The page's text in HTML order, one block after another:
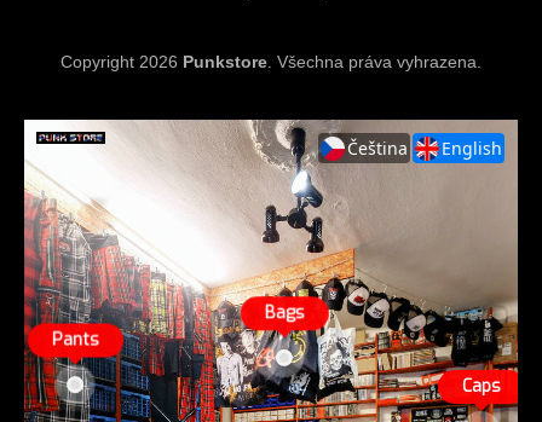
Copyright 2026 Punkstore . Všechna práva vyhrazena.